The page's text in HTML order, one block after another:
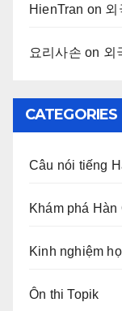
HienTran on 외
요리사손 on 외
CATEGORIES
Câu nói tiếng
Khám phá Hàn
Kinh nghiệm
Ôn thi Topik